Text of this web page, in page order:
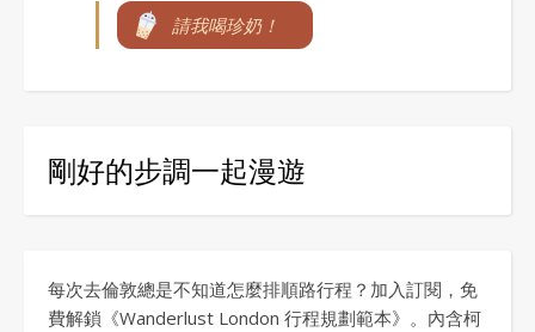
請我喝珍奶！
剛好的步調一起漫遊
每次去倫敦總是不知道怎麼排順路行程？加入訂閱，免
費解鎖《Wanderlust London 行程規劃範本》。內含柯